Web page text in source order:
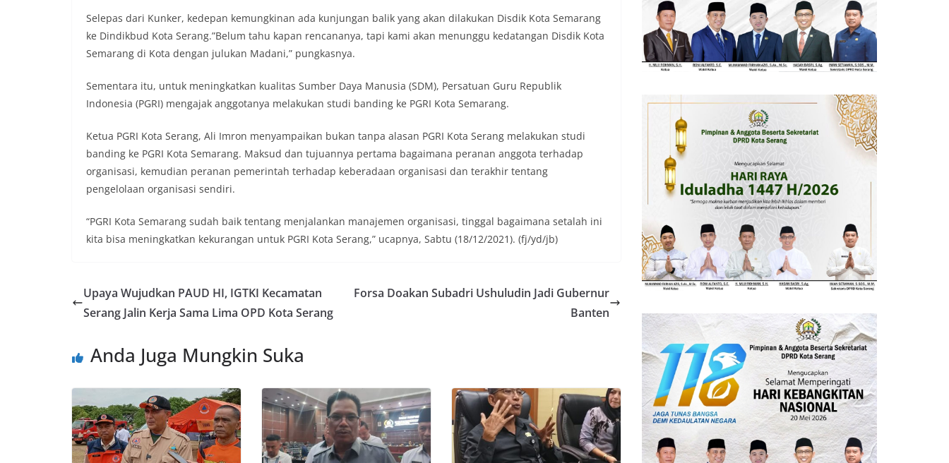
Selepas dari Kunker, kedepan kemungkinan ada kunjungan balik yang akan dilakukan Disdik Kota Semarang
ke Dindikbud Kota Serang.”Belum tahu kapan rencananya, tapi kami akan menunggu kedatangan Disdik Kota
Semarang di Kota dengan julukan Madani,” pungkasnya.
Sementara itu, untuk meningkatkan kualitas Sumber Daya Manusia (SDM), Persatuan Guru Republik
Indonesia (PGRI) mengajak anggotanya melakukan studi banding ke PGRI Kota Semarang.
Ketua PGRI Kota Serang, Ali Imron menyampaikan bukan tanpa alasan PGRI Kota Serang melakukan studi
banding ke PGRI Kota Semarang. Maksud dan tujuannya pertama bagaimana peranan anggota terhadap
organisasi, kemudian peranan pemerintah terhadap keberadaan organisasi dan terakhir tentang
pengelolaan organisasi sendiri.
“PGRI Kota Semarang sudah baik tentang menjalankan manajemen organisasi, tinggal bagaimana setalah ini
kita bisa meningkatkan kekurangan untuk PGRI Kota Serang,” ucapnya, Sabtu (18/12/2021). (fj/yd/jb)
Upaya Wujudkan PAUD HI, IGTKI Kecamatan
Serang Jalin Kerja Sama Lima OPD Kota Serang
Forsa Doakan Subadri Ushuludin Jadi Gubernur
Banten
Anda Juga Mungkin Suka